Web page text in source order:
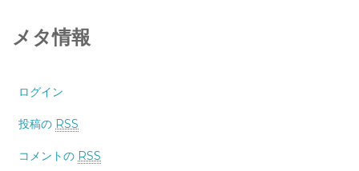
メタ情報
ログイン
投稿の RSS
コメントの RSS